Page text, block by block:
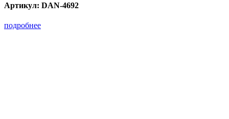
Артикул: DAN-4692
подробнее